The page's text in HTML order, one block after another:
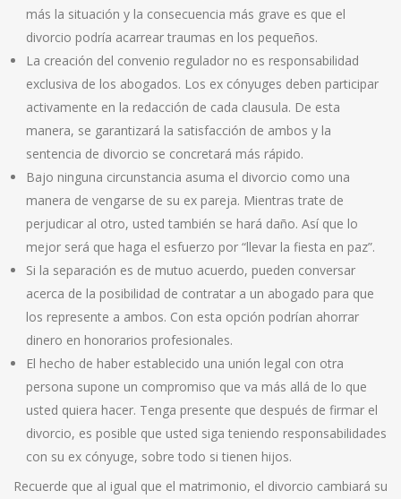
más la situación y la consecuencia más grave es que el
divorcio podría acarrear traumas en los pequeños.
La creación del convenio regulador no es responsabilidad
exclusiva de los abogados. Los ex cónyuges deben participar
activamente en la redacción de cada clausula. De esta
manera, se garantizará la satisfacción de ambos y la
sentencia de divorcio se concretará más rápido.
Bajo ninguna circunstancia asuma el divorcio como una
manera de vengarse de su ex pareja. Mientras trate de
perjudicar al otro, usted también se hará daño. Así que lo
mejor será que haga el esfuerzo por “llevar la fiesta en paz”.
Si la separación es de mutuo acuerdo, pueden conversar
acerca de la posibilidad de contratar a un abogado para que
los represente a ambos. Con esta opción podrían ahorrar
dinero en honorarios profesionales.
El hecho de haber establecido una unión legal con otra
persona supone un compromiso que va más allá de lo que
usted quiera hacer. Tenga presente que después de firmar el
divorcio, es posible que usted siga teniendo responsabilidades
con su ex cónyuge, sobre todo si tienen hijos.
Recuerde que al igual que el matrimonio, el divorcio cambiará su